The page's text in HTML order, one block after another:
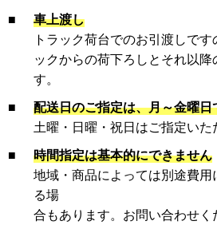
■
車上渡し
トラック荷台でのお引渡しで
ックからの荷下ろしとそれ以降
す。
■
配送日のご指定は、月～金曜日
土曜・日曜・祝日はご指定いた
■
時間指定は基本的にできません
地域・商品によっては別途費用
る場
合もあります。お問い合わせく